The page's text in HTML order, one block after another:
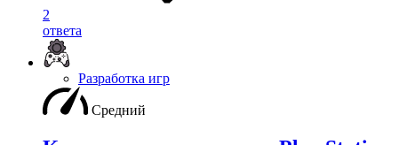
2
ответа
Разработка игр
Средний